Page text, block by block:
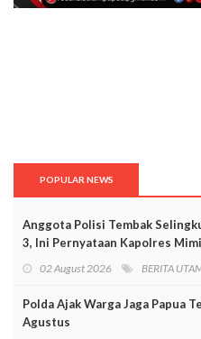
POPULAR NEWS
Anggota Polisi Tembak
3, Ini Pernyataan Kapolres
02 August 2026 BERITA
Polda Ajak Warga Jaga Papua
Agustus